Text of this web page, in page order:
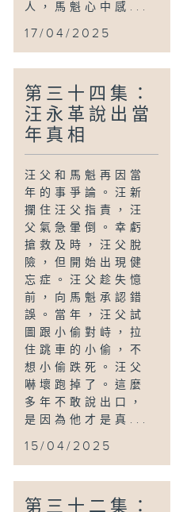
人，馬魁心中感...
17/04/2025
第三十四集：
汪永革說出當
年真相
汪父和馬魁再因當
年的事爭論。汪新
攔住汪父指責，汪
父氣急暈倒。幸虧
搶救及時，汪父脫
險，但開始出現健
忘症。汪父趁失憶
前，向馬魁承認錯
誤。當年，汪父試
圖跟小偷對峙，拉
住跳車的小偷，不
想小偷跌死。汪父
嚇壞跑掉了。這麼
多年不敢說出口，
是因為他才是真...
15/04/2025
第三十二集：